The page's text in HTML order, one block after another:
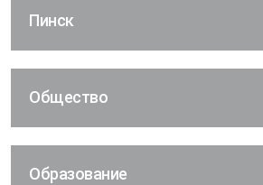
Пинск
Общество
Образование